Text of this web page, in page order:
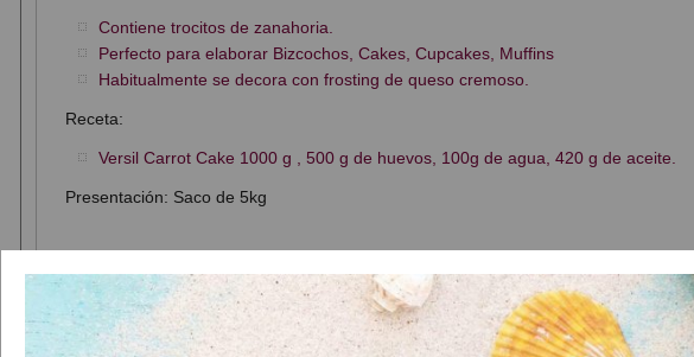
Contiene trocitos de zanahoria.
Perfecto para elaborar Bizcochos, Cakes, Cupcakes, Muffins
Habitualmente se decora con frosting de queso cremoso.
Receta:
Versil Carrot Cake 1000 g , 500 g de huevos, 100g de agua, 420 g de aceite.
Presentación: Saco de 5kg
Productos Relacionados